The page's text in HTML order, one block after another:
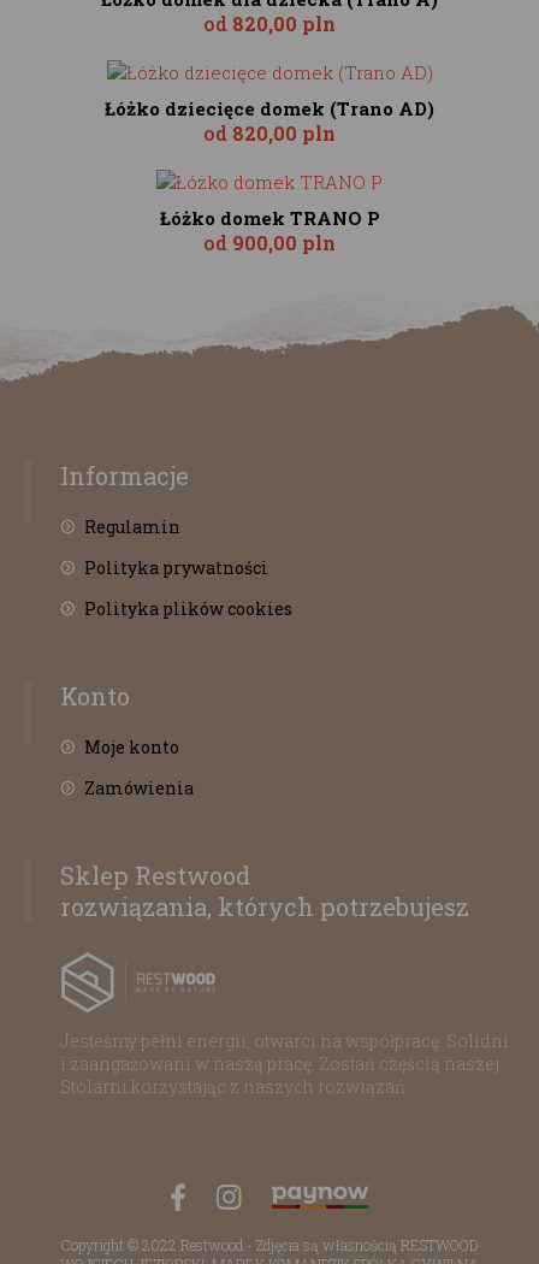
od 820,00 pln
Łóżko dziecięce domek (Trano AD)
od 820,00 pln
Łóżko domek TRANO P
od 900,00 pln
Informacje
Regulamin
Polityka prywatności
Polityka plików cookies
Konto
Moje konto
Zamówienia
Sklep Restwood
rozwiązania, których potrzebujesz
Jesteśmy pełni energii, otwarci na współpracę. Solidni
i zaangażowani w naszą pracę. Zostań częścią naszej
Stolarni korzystając z naszych rozwiązań
Copyright © 2022 Restwood - Zdjęcia są własnością RESTWOOD